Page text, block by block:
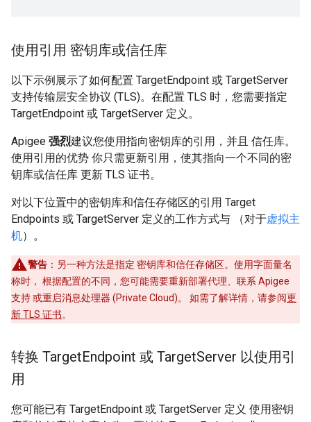
使用引用 密钥库或信任库
以下示例展示了如何配置 TargetEndpoint 或 TargetServer
支持传输层安全协议 (TLS)。在配置 TLS 时，您需要指定
TargetEndpoint 或 TargetServer 定义。
Apigee 强烈建议您使用指向密钥库的引用，并且 信任库。
使用引用的优势 你只需更新引用，使其指向一个不同的密
钥库或信任库 更新 TLS 证书。
对以下位置中的密钥库和信任存储区的引用 Target
Endpoints 或 TargetServer 定义的工作方式与 （对于虚拟主
机）。
警告 ：另一种方法是指定 密钥库和信任存储区。使用字面量名
称时， 根据配置的不同，您可能需要重新部署代理、联系 Apigee
支持 或重启消息处理器 (Private Cloud)。 如需了解详情，请参阅更
新 TLS 证书。
转换 TargetEndpoint 或 TargetServer 以使用引
用
您可能已有 TargetEndpoint 或 TargetServer 定义 使用密钥